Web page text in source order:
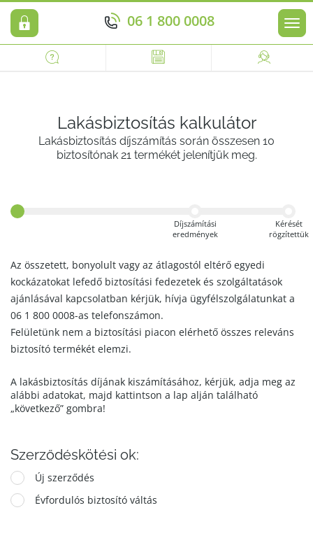
06 1 800 0008
Lakásbiztosítás kalkulátor
Lakásbiztosítás díjszámítás során összesen 10
biztosítónak 21 termékét jelenítjük meg.
Díjszámítási
eredmények
Kérését
rögzítettük
Az összetett, bonyolult vagy az átlagostól eltérő egyedi
kockázatokat lefedő biztosítási fedezetek és szolgáltatások
ajánlásával kapcsolatban kérjük, hívja ügyfélszolgálatunkat a
06 1 800 0008-as telefonszámon.
Felületünk nem a biztosítási piacon elérhető összes releváns
biztosító termékét elemzi.
A lakásbiztosítás díjának kiszámításához, kérjük, adja meg az
alábbi adatokat, majd kattintson a lap alján található
„következő” gombra!
Szerződéskötési ok:
Új szerződés
Évfordulós biztosító váltás